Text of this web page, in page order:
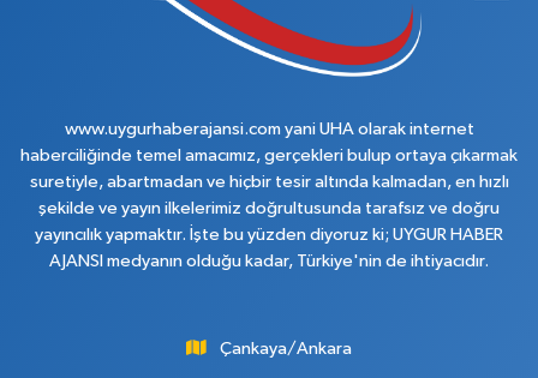
www.uygurhaberajansi.com yani UHA olarak internet
haberciliğinde temel amacımız, gerçekleri bulup ortaya çıkarmak
suretiyle, abartmadan ve hiçbir tesir altında kalmadan, en hızlı
şekilde ve yayın ilkelerimiz doğrultusunda tarafsız ve doğru
yayıncılık yapmaktır. İşte bu yüzden diyoruz ki; UYGUR HABER
AJANSI medyanın olduğu kadar, Türkiye'nin de ihtiyacıdır.
Çankaya/Ankara